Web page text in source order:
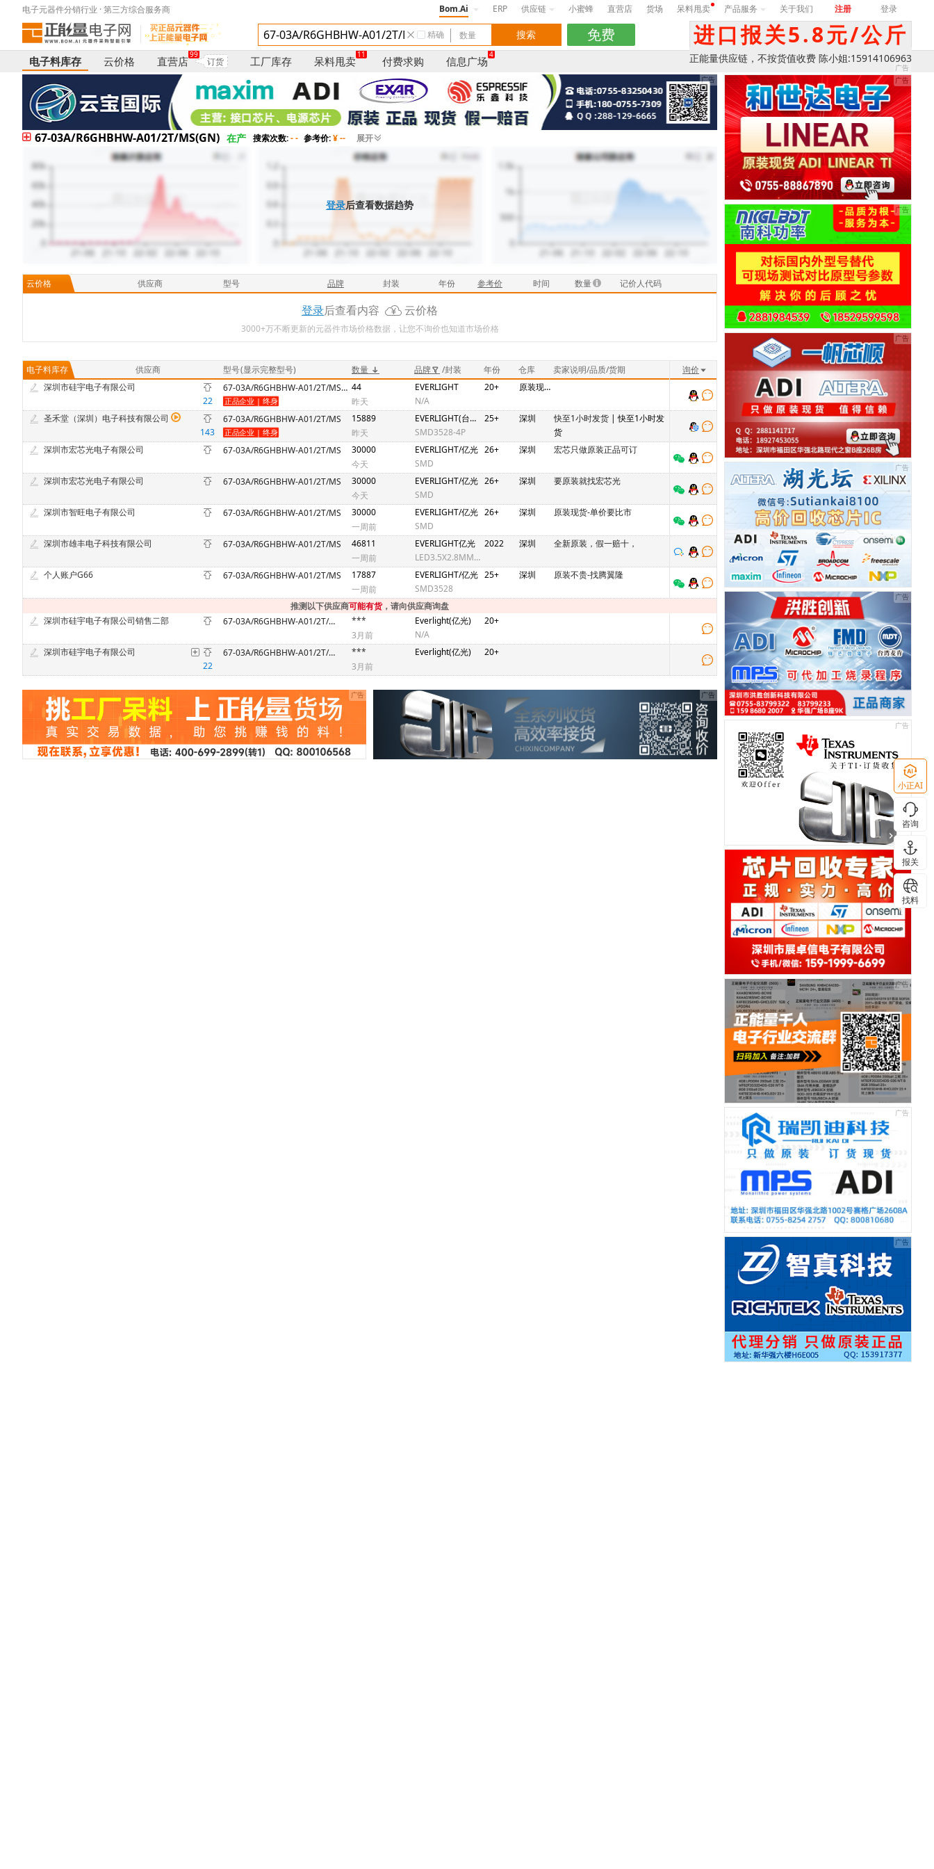
电子元器件分销行业 · 第三方综合服务商 Bom.Ai ERP 供应链 小蜜蜂 直营店 货场 呆料甩卖 产品服务 关于我们 注册 登录
精确 进口报关5.8元/公斤
正能量供应链，不按货值收费 陈小姐:15914106963
电子料库存 云价格 直营店
99
订货 工厂库存 呆料甩卖
11
付费求购 信息广场
4
67-03A/R6GHBHW-A01/2T/MS(GN) 在产 搜索次数:- - 参考价:¥ -- 展开
登录后查看数据趋势
云价格 供应商 型号 品牌 封装 年份 参考价 时间 数量 记价人代码
登录后查看内容 云价格
3000+万不断更新的元器件市场价格数据，让您不询价也知道市场价格
电子料库存 供应商 型号(显示完整型号) 数量 品牌 /封装 年份 仓库 卖家说明/品质/货期
询价
深圳市硅宇电子有限公司
22
67-03A/R6GHBHW-A01/2T/MS(GN) 44
昨天
EVERLIGHT
N/A
20+ 原装现货，全网最低价
圣禾堂（深圳）电子科技有限公司
143
67-03A/R6GHBHW-A01/2T/MS
15889
昨天
EVERLIGHT(台湾亿光)
SMD3528-4P
25+ 深圳 快至1小时发货 | 快至1小时发
货
深圳市宏芯光电子有限公司
67-03A/R6GHBHW-A01/2T/MS
30000
今天
EVERLIGHT/亿光
SMD
26+ 深圳 宏芯只做原装正品可订
深圳市宏芯光电子有限公司 67-03A/R6GHBHW-A01/2T/MS
30000
今天
EVERLIGHT/亿光
SMD
26+ 深圳 要原装就找宏芯光
深圳市智旺电子有限公司 67-03A/R6GHBHW-A01/2T/MS
30000
一周前
EVERLIGHT/亿光
SMD
26+ 深圳 原装现货-单价要比市
深圳市雄丰电子科技有限公司 67-03A/R6GHBHW-A01/2T/MS
46811
一周前
EVERLIGHT亿光
LED3.5X2.8MMSM
2022 深圳 全新原装，假一赔十，
个人账户G66 67-03A/R6GHBHW-A01/2T/MS
17887
一周前
EVERLIGHT/亿光
SMD3528
25+ 深圳 原装不贵-找腾翼隆
推测以下供应商可能有货，请向供应商询盘
深圳市硅宇电子有限公司销售二部
67-03A/R6GHBHW-A01/2T/MS(GN)
***
3月前
Everlight(亿光)
N/A
20+
深圳市硅宇电子有限公司
22
67-03A/R6GHBHW-A01/2T/MS(GN)
***
3月前
Everlight(亿光) 20+
小正AI
咨询
报关
找料